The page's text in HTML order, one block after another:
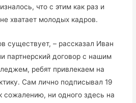
что с этим как раз и
хватает молодых кадров.
существует, – рассказал Иван
партнерский договор с нашим
ребят привлекаем на
Сам лично подписывал 19
сожалению, ни одного здесь на